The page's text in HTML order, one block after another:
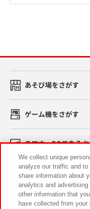
あそび場をさがす
ゲーム機をさがす
スマホ・PCであそぶ
イベント・キャンペ
We collect unique
analyze our traffic and
share information about
analytics and
other information that
have collected from